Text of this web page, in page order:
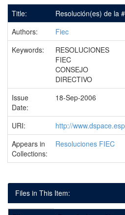
Title:
Resolución(es) de la
Authors:
Fiec
Keywords:
RESOLUCIONES
FIEC
CONSEJO
DIRECTIVO
Issue
Date:
18-Sep-2006
URI:
http://
Appears in
Collections:
Resoluciones FIEC
Files in This Item: